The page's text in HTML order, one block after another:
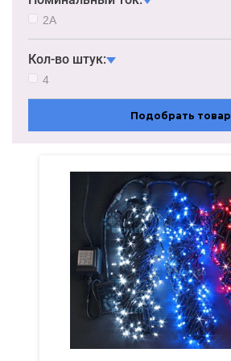
2А
Кол-во штук:
4
Подобрать товар